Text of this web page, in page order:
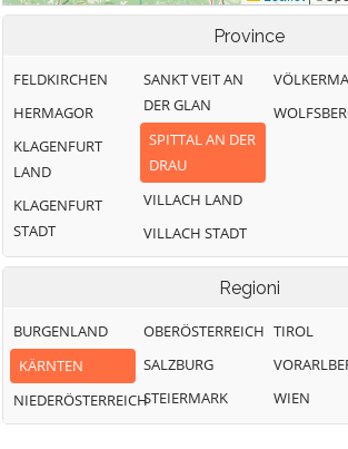
Province
FELDKIRCHEN
HERMAGOR
KLAGENFURT
LAND
KLAGENFURT
STADT
SANKT VEIT AN
DER GLAN
SPITTAL AN DER
DRAU
VILLACH LAND
VILLACH STADT
Regioni
BURGENLAND
KÄRNTEN
NIEDERÖSTERREICH
OBERÖSTERREICH
SALZBURG
STEIERMARK
TIROL
WIEN